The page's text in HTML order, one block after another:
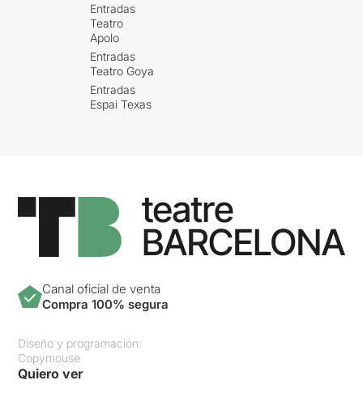
Entradas
Teatro
Apolo
Entradas
Teatro Goya
Entradas
Espai Texas
Canal oficial de venta
Compra 100% segura
Diseño y programación:
Copymouse
Quiero ver